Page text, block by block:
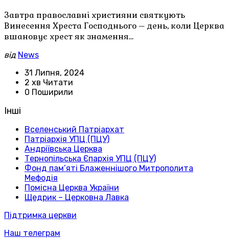
Завтра православні християни святкують
Винесення Хреста Господнього – день, коли Церква
вшановує хрест як знамення…
від News
31 Липня, 2024
2 хв Читати
0 Поширили
Інші
Вселенський Патріархат
Патріархія УПЦ (ПЦУ)
Андріївська Церква
Тернопільська Єпархія УПЦ (ПЦУ)
Фонд пам’яті Блаженнішого Митрополита
Мефодія
Помісна Церква України
Щедрик – Церковна Лавка
Підтримка церкви
Наш телеграм